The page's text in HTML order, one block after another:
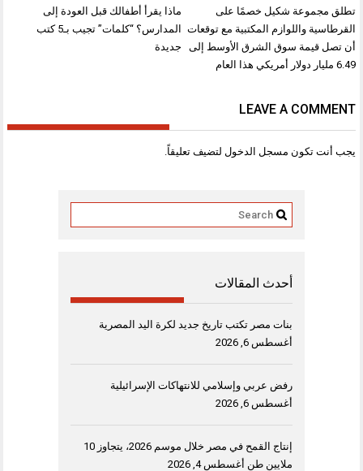
تصفّح
المقالات
ماذا يقرأ أطفالك قبل العودة إلى
المدارس؟ “كلمات” تجيب بـ5 كتب
جديدة
تطلق مجموعة شكيل خصمًا على
القرطاسية واللوازم المكتبية مع توقعات
أن تصل قيمة سوق الشرق الأوسط إلى
6.49 مليار دولار أمريكي هذا العام
LEAVE A COMMENT
يجب أنت تكون مسجل الدخول لتضيف تعليقاً.
أحدث المقالات
بنات مصر تكتب تاريخ جديد لكرة اليد المصرية
أغسطس 6, 2026
رفض عربي وإسلامي للانتهاكات الإسرائيلية
أغسطس 6, 2026
إنتاج القمح في مصر خلال موسم 2026، يتجاوز 10
ملايين طن أغسطس 4, 2026